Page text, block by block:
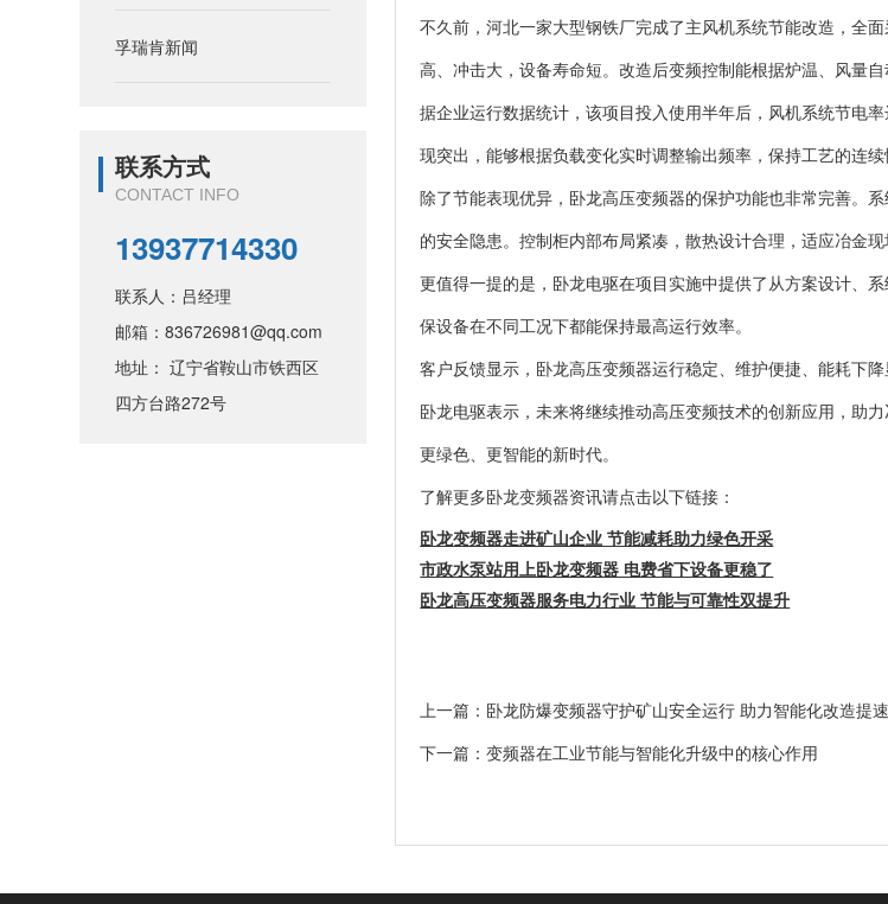
孚瑞肯新闻
联系方式
CONTACT INFO
13937714330
联系人：吕经理
邮箱：836726981@qq.com
地址： 辽宁省鞍山市铁西区
四方台路272号
不久前，河北一家大型钢铁厂完成了主风机系统节能改造，全
高、冲击大，设备寿命短。改造后变频控制能根据炉温、风量
据企业运行数据统计，该项目投入使用半年后，风机系统节电
现突出，能够根据负载变化实时调整输出频率，保持工艺的连续
除了节能表现优异，卧龙高压变频器的保护功能也非常完善。
的安全隐患。控制柜内部布局紧凑，散热设计合理，适应冶金现
更值得一提的是，卧龙电驱在项目实施中提供了从方案设计、
保设备在不同工况下都能保持最高运行效率。
客户反馈显示，卧龙高压变频器运行稳定、维护便捷、能耗下
卧龙电驱表示，未来将继续推动高压变频技术的创新应用，助
更绿色、更智能的新时代。
了解更多卧龙变频器资讯请点击以下链接：
卧龙变频器走进矿山企业 节能减耗助力绿色开采
市政水泵站用上卧龙变频器 电费省下设备更稳了
卧龙高压变频器服务电力行业 节能与可靠性双提升
上一篇： 卧龙防爆变频器守护矿山安全运行 助力智能化改造提速
下一篇：变频器在工业节能与智能化升级中的核心作用